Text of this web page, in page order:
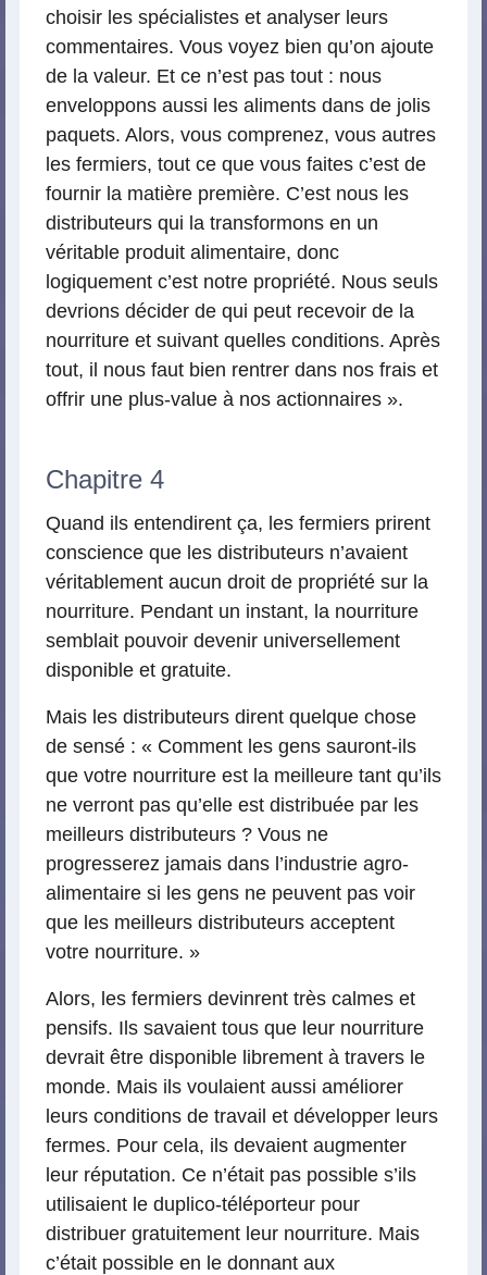
choisir les spécialistes et analyser leurs
commentaires. Vous voyez bien qu’on ajoute
de la valeur. Et ce n’est pas tout : nous
enveloppons aussi les aliments dans de jolis
paquets. Alors, vous comprenez, vous autres
les fermiers, tout ce que vous faites c’est de
fournir la matière première. C’est nous les
distributeurs qui la transformons en un
véritable produit alimentaire, donc
logiquement c’est notre propriété. Nous seuls
devrions décider de qui peut recevoir de la
nourriture et suivant quelles conditions. Après
tout, il nous faut bien rentrer dans nos frais et
offrir une plus-value à nos actionnaires ».
Chapitre 4
Quand ils entendirent ça, les fermiers prirent
conscience que les distributeurs n’avaient
véritablement aucun droit de propriété sur la
nourriture. Pendant un instant, la nourriture
semblait pouvoir devenir universellement
disponible et gratuite.
Mais les distributeurs dirent quelque chose
de sensé : « Comment les gens sauront-ils
que votre nourriture est la meilleure tant qu’ils
ne verront pas qu’elle est distribuée par les
meilleurs distributeurs ? Vous ne
progresserez jamais dans l’industrie agro-
alimentaire si les gens ne peuvent pas voir
que les meilleurs distributeurs acceptent
votre nourriture. »
Alors, les fermiers devinrent très calmes et
pensifs. Ils savaient tous que leur nourriture
devrait être disponible librement à travers le
monde. Mais ils voulaient aussi améliorer
leurs conditions de travail et développer leurs
fermes. Pour cela, ils devaient augmenter
leur réputation. Ce n’était pas possible s’ils
utilisaient le duplico-téléporteur pour
distribuer gratuitement leur nourriture. Mais
c’était possible en le donnant aux